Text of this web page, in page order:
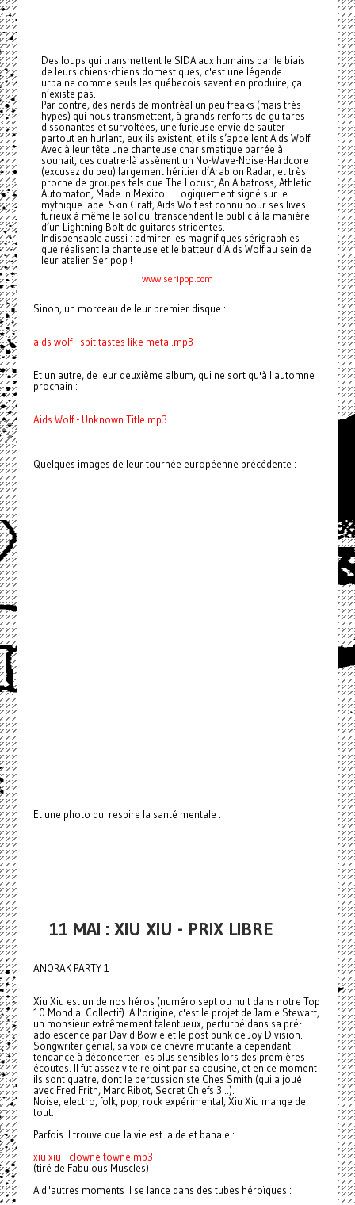
Des loups qui transmettent le SIDA aux humains par le biais
de leurs chiens-chiens domestiques, c'est une légende
urbaine comme seuls les québecois savent en produire, ça
n’existe pas.
Par contre, des nerds de montréal un peu freaks (mais très
hypes) qui nous transmettent, à grands renforts de guitares
dissonantes et survoltées, une furieuse envie de sauter
partout en hurlant, eux ils existent, et ils s’appellent Aids Wolf.
Avec à leur tête une chanteuse charismatique barrée à
souhait, ces quatre-là assènent un No-Wave-Noise-Hardcore
(excusez du peu) largement héritier d’Arab on Radar, et très
proche de groupes tels que The Locust, An Albatross, Athletic
Automaton, Made in Mexico… Logiquement signé sur le
mythique label Skin Graft, Aids Wolf est connu pour ses lives
furieux à même le sol qui transcendent le public à la manière
d’un Lightning Bolt de guitares stridentes.
Indispensable aussi : admirer les magnifiques sérigraphies
que réalisent la chanteuse et le batteur d’Aids Wolf au sein de
leur atelier Seripop !
www.seripop.com
Sinon, un morceau de leur premier disque :
aids wolf - spit tastes like metal.mp3
Et un autre, de leur deuxième album, qui ne sort qu'à l'automne
prochain :
Aids Wolf - Unknown Title.mp3
Quelques images de leur tournée européenne précédente :
Et une photo qui respire la santé mentale :
11 MAI : XIU XIU - PRIX LIBRE
ANORAK PARTY 1
Xiu Xiu est un de nos héros (numéro sept ou huit dans notre Top
10 Mondial Collectif). A l'origine, c'est le projet de Jamie Stewart,
un monsieur extrêmement talentueux, perturbé dans sa pré-
adolescence par David Bowie et le post punk de Joy Division.
Songwriter génial, sa voix de chèvre mutante a cependant
tendance à déconcerter les plus sensibles lors des premières
écoutes. Il fut assez vite rejoint par sa cousine, et en ce moment
ils sont quatre, dont le percussioniste Ches Smith (qui a joué
avec Fred Frith, Marc Ribot, Secret Chiefs 3...).
Noise, electro, folk, pop, rock expérimental, Xiu Xiu mange de
tout.
Parfois il trouve que la vie est laide et banale :
xiu xiu - clowne towne.mp3
(tiré de Fabulous Muscles)
A d"autres moments il se lance dans des tubes héroïques :